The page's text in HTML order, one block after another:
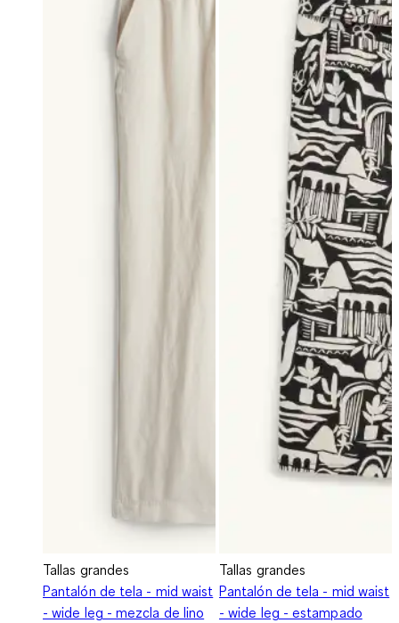
Tallas grandes
Pantalón de tela - mid waist
- wide leg - mezcla de lino
Tallas grandes
Pantalón de tela - mid waist
- wide leg - estampado